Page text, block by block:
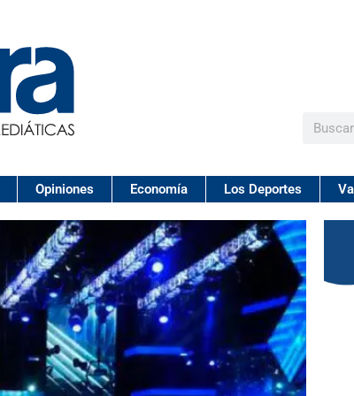
Buscar
Opiniones Economía Los Deportes